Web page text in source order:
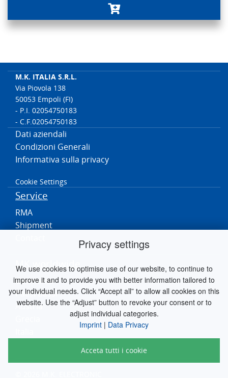
Privacy settings
We use cookies to optimise use of our website, to continue to
improve it and to provide you with better information tailored to
your individual needs. Click “Accept all” to allow all cookies on this
website. Use the “Adjust” button to revoke your consent or to
adjust individual categories.
Imprint | Data Privacy
Acceta tutti i cookie
M.K. ITALIA S.R.L.
Via Piovola 138
50053 Empoli (FI)
- P.I. 02054750183
- C.F.02054750183
Dati aziendali
Condizioni Generali
Informativa sulla privacy
Cookie Settings
Service
RMA
Shipment
MK worldwide
Germania
Paesi Bassi
Austria